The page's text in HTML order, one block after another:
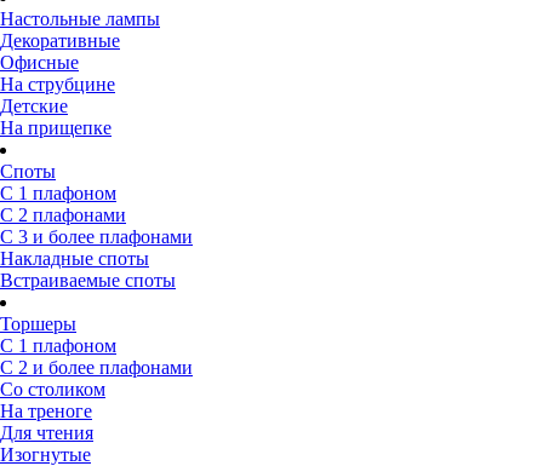
Настольные лампы
Декоративные
Офисные
На струбцине
Детские
На прищепке
Споты
С 1 плафоном
С 2 плафонами
С 3 и более плафонами
Накладные споты
Встраиваемые споты
Торшеры
С 1 плафоном
С 2 и более плафонами
Со столиком
На треноге
Для чтения
Изогнутые